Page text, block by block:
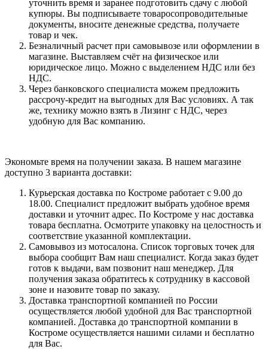
уточнить время и заранее подготовить сдачу с любой
купюры. Вы подписываете товаросопроводительные
документы, вносите денежные средства, получаете
товар и чек.
Безналичный расчет при самовывозе или оформлении в
магазине. Выставляем счёт на физическое или
юридическое лицо. Можно с выделением НДС или без
НДС.
Через банковского специалиста можем предложить
рассрочу-кредит на выгодных для Вас условиях. А так
же, технику можно взять в Лизинг с НДС, через
удобную для Вас компанию.
Экономьте время на получении заказа. В нашем магазине
доступно 3 варианта доставки:
Курьерская доставка по Костроме работает с 9.00 до
18.00. Специалист предложит выбрать удобное время
доставки и уточнит адрес. По Костроме у нас доставка
товара бесплатна. Осмотрите упаковку на целостность и
соответствие указанной комплектации.
Самовывоз из мотосалона. Список торговых точек для
выбора сообщит Вам наш специалист. Когда заказ будет
готов к выдачи, вам позвонит наш менеджер. Для
получения заказа обратитесь к сотруднику в кассовой
зоне и назовите товар по заказу.
Доставка транспортной компанией по России
осуществляется любой удобной для Вас транспортной
компанией. Доставка до транспортной компании в
Костроме осуществляется нашими силами и бесплатно
для Вас.